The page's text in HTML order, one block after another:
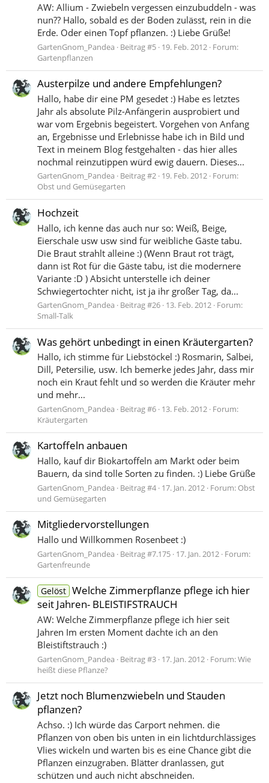
AW: Allium - Zwiebeln vergessen einzubuddeln - was
nun?? Hallo, sobald es der Boden zulässt, rein in die
Erde. Oder einen Topf pflanzen. :) Liebe Grüße!
GartenGnom_Pandea Beitrag #5 19. Feb. 2012 Forum:
Gartenpflanzen
Austerpilze und andere Empfehlungen?
Hallo, habe dir eine PM gesedet :) Habe es letztes
Jahr als absolute Pilz-Anfängerin ausprobiert und
war vom Ergebnis begeistert. Vorgehen von Anfang
an, Ergebnisse und Erlebnisse habe ich in Bild und
Text in meinem Blog festgehalten - das hier alles
nochmal reinzutippen würd ewig dauern. Dieses...
GartenGnom_Pandea Beitrag #2 19. Feb. 2012 Forum:
Obst und Gemüsegarten
Hochzeit
Hallo, ich kenne das auch nur so: Weiß, Beige,
Eierschale usw usw sind für weibliche Gäste tabu.
Die Braut strahlt alleine :) (Wenn Braut rot trägt,
dann ist Rot für die Gäste tabu, ist die modernere
Variante :D ) Absicht unterstelle ich deiner
Schwiegertochter nicht, ist ja ihr großer Tag, da...
GartenGnom_Pandea Beitrag #26 13. Feb. 2012 Forum:
Small-Talk
Was gehört unbedingt in einen Kräutergarten?
Hallo, ich stimme für Liebstöckel :) Rosmarin, Salbei,
Dill, Petersilie, usw. Ich bemerke jedes Jahr, dass mir
noch ein Kraut fehlt und so werden die Kräuter mehr
und mehr...
GartenGnom_Pandea Beitrag #6 13. Feb. 2012 Forum:
Kräutergarten
Kartoffeln anbauen
Hallo, kauf dir Biokartoffeln am Markt oder beim
Bauern, da sind tolle Sorten zu finden. :) Liebe Grüße
GartenGnom_Pandea Beitrag #4 17. Jan. 2012 Forum: Obst
und Gemüsegarten
Mitgliedervorstellungen
Hallo und Willkommen Rosenbeet :)
GartenGnom_Pandea Beitrag #7.175 17. Jan. 2012 Forum:
Gartenfreunde
Gelöst Welche Zimmerpflanze pflege ich hier
seit Jahren- BLEISTIFSTRAUCH
AW: Welche Zimmerpflanze pflege ich hier seit
Jahren Im ersten Moment dachte ich an den
Bleistiftstrauch :)
GartenGnom_Pandea Beitrag #3 17. Jan. 2012 Forum:Wie
heißt diese Pflanze?
Jetzt noch Blumenzwiebeln und Stauden
pflanzen?
Achso. :) Ich würde das Carport nehmen. die
Pflanzen von oben bis unten in ein lichtdurchlässiges
Vlies wickeln und warten bis es eine Chance gibt die
Pflanzen einzugraben. Blätter dranlassen, gut
schützen und auch nicht abschneiden.